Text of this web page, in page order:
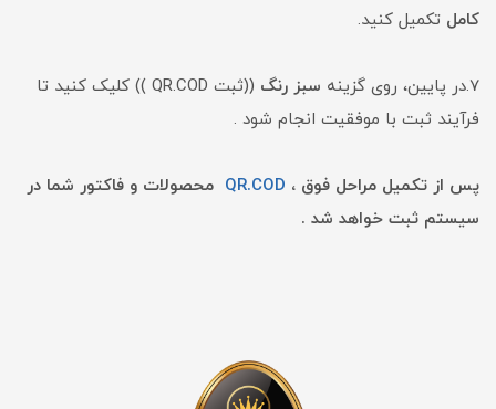
کامل تکمیل کنید.
7.در پایین، روی گزینه سبز رنگ
((ثبت QR.COD )) کلیک کنید تا
فرآیند ثبت با موفقیت انجام شود .
پس از تکمیل مراحل فوق ، QR.COD محصولات و فاکتور شما در
سیستم ثبت خواهد شد .